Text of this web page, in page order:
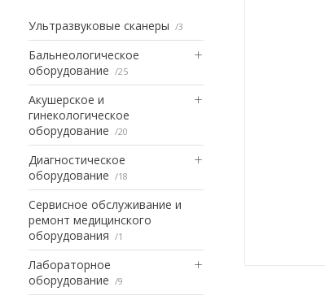
Ультразвуковые сканеры 3
Бальнеологическое
оборудование
25
Акушерское и
гинекологическое
оборудование
20
Диагностическое
оборудование
18
Сервисное обслуживание и
ремонт медицинского
оборудования
1
Лабораторное
оборудование
9